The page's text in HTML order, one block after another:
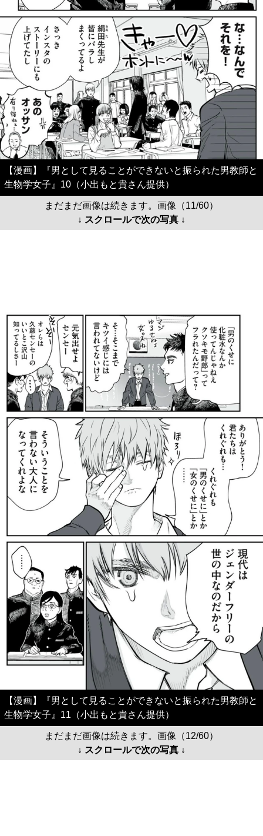
【漫画】『男として見ることができないと振られた男教師と
生物学女子』10（小出もと貴さん提供）
まだまだ画像は続きます。画像（11/60）
↓ スクロールで次の写真 ↓
【漫画】『男として見ることができないと振られた男教師と
生物学女子』11（小出もと貴さん提供）
まだまだ画像は続きます。画像（12/60）
↓ スクロールで次の写真 ↓